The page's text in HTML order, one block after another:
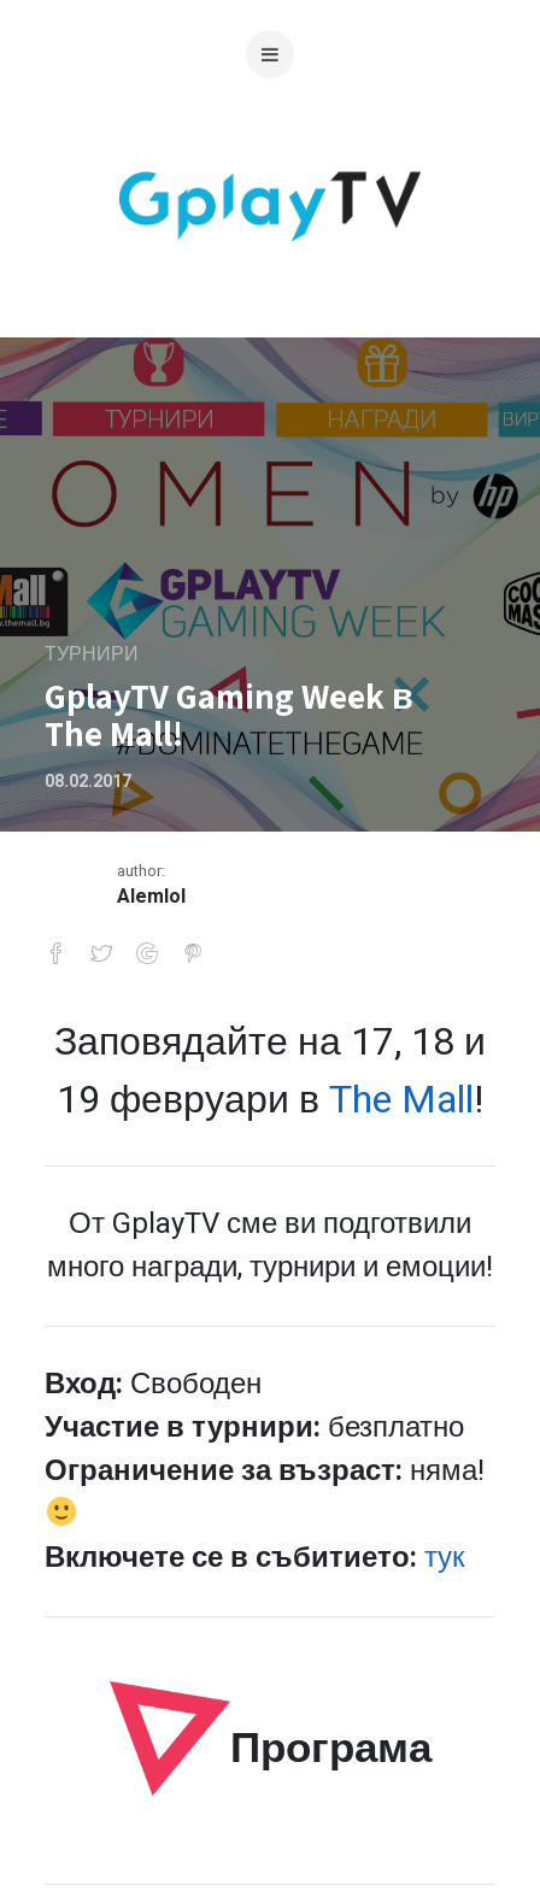
ТУРНИРИ
GplayTV Gaming Week в
The Mall!
08.02.2017
author:
Alemlol
GplayTV Gaming Week в The Mall!
Заповядайте на 17, 18 и
19 февруари вThe Mall!
От GplayTV сме ви подготвили
много награди, турнири и емоции!
Вход: Свободен
Участие в турнири: безплатно
Ограничение за възраст: няма!
Включете се в събитието:тук
Програма